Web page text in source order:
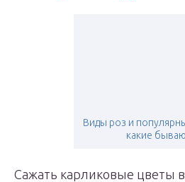
Виды роз и
какие
Сажать карликовые цветы